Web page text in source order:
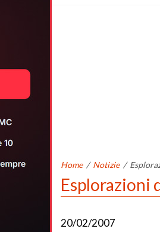
Home / Notizie /
Esplorazioni
20/02/2007